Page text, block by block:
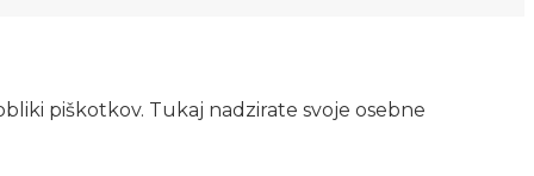
piškotkov. Tukaj nadzirate svoje osebne